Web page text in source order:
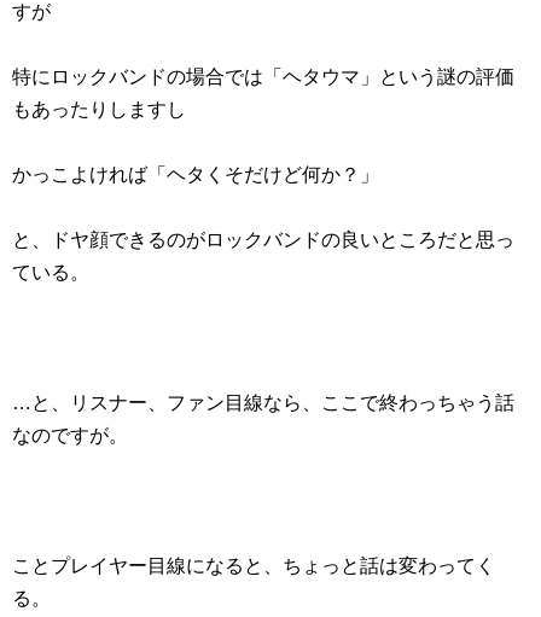
すが
特にロックバンドの場合では「ヘタウマ」という謎の評価
もあったりしますし
かっこよければ「ヘタくそだけど何か？」
と、ドヤ顔できるのがロックバンドの良いところだと思っ
ている。
…と、リスナー、ファン目線なら、ここで終わっちゃう話
なのですが。
ことプレイヤー目線になると、ちょっと話は変わってく
る。